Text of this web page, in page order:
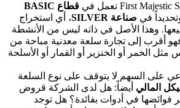
قطاع BASIC
في صناعة SILVER
، أي استخراج
وهذا الأصل في ذاته ليس من الأنشطة
فهو أقرب إلى تجارة سلعة معدنية مباحة من
الخمر أو الخنزير أو القمار أو الأسلحة
على السهم لا يتوقف على نوع السلعة
المالي أيضاً: هل لدى الشركة قروض
فوائضها في أدوات بفائدة؟ هل توجد